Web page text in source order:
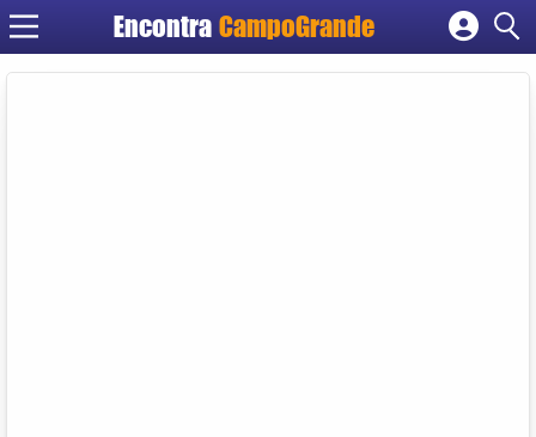
Encontra CampoGrande
Cadastrar empresa